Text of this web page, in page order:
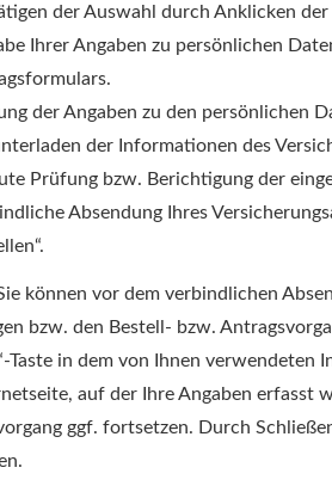
der Auswahl durch Anklicken der
Ihrer Angaben zu persönlichen
der Angaben zu den persönlichen
der Informationen des
Prüfung bzw. Berichtigung der
Absendung Ihres
können vor dem verbindlichen
bzw. den Bestell- bzw.
Taste in dem von Ihnen verwendeten
auf der Ihre Angaben erfasst
ggf. fortsetzen. Durch